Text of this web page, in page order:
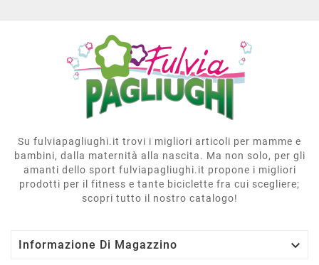
Su fulviapagliughi.it trovi i migliori articoli per mamme e
bambini, dalla maternità alla nascita. Ma non solo, per gli
amanti dello sport fulviapagliughi.it propone i migliori
prodotti per il fitness e tante biciclette fra cui scegliere;
scopri tutto il nostro catalogo!
Informazione Di Magazzino 